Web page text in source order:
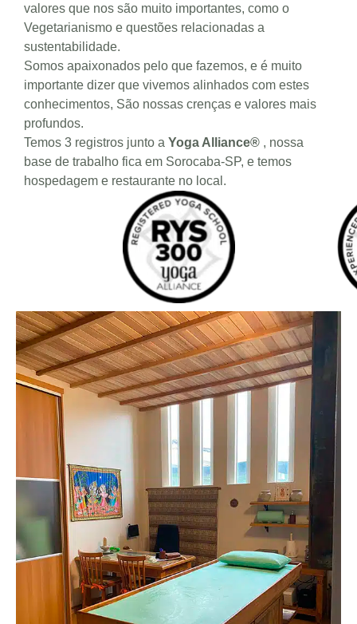
valores que nos são muito importantes, como o
Vegetarianismo e questões relacionadas a
sustentabilidade.
Somos apaixonados pelo que fazemos, e é muito
importante dizer que vivemos alinhados com estes
conhecimentos, São nossas crenças e valores mais
profundos.
Temos 3 registros junto a Yoga Alliance® , nossa
base de trabalho fica em Sorocaba-SP, e temos
hospedagem e restaurante no local.